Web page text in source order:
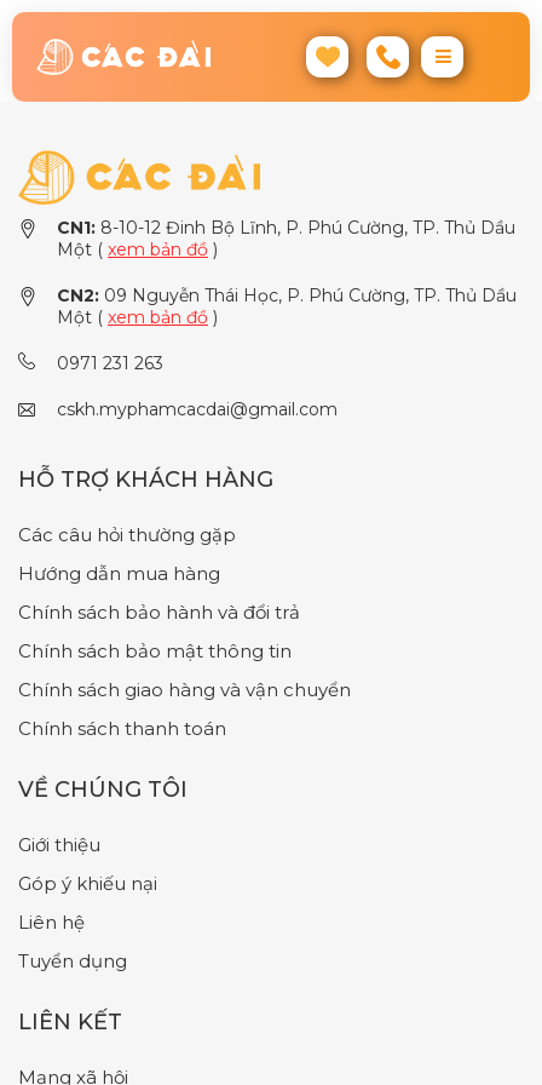
CN1: 8-10-12 Đinh Bộ Lĩnh, P. Phú Cường, TP. Thủ Dầu
Một ( xem bản đồ )
CN2: 09 Nguyễn Thái Học, P. Phú Cường, TP. Thủ Dầu
Một ( xem bản đồ )
0971 231 263
cskh.myphamcacdai@gmail.com
HỖ TRỢ KHÁCH HÀNG
Các câu hỏi thường gặp
Hướng dẫn mua hàng
Chính sách bảo hành và đổi trả
Chính sách bảo mật thông tin
Chính sách giao hàng và vận chuyển
Chính sách thanh toán
VỀ CHÚNG TÔI
Giới thiệu
Góp ý khiếu nại
Liên hệ
Tuyển dụng
LIÊN KẾT
Mạng xã hội